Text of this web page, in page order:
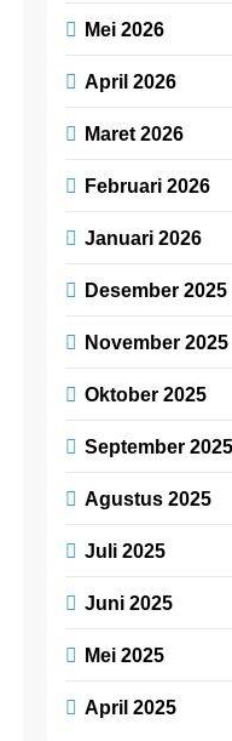
Mei 2026
April 2026
Maret 2026
Februari 2026
Januari 2026
Desember 2025
November 2025
Oktober 2025
September 2025
Agustus 2025
Juli 2025
Juni 2025
Mei 2025
April 2025